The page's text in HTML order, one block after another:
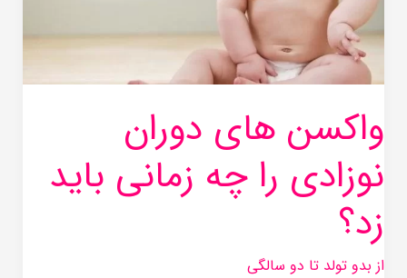
واکسن های دوران
نوزادی را چه زمانی باید
زد؟
از بدو تولد تا دو سالگی
زمانی
باید
زد؟